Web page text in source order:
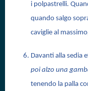
i polpastrelli.
quando salgo
caviglie al
Davanti alla sedia
poi alzo una
tenendo la palla